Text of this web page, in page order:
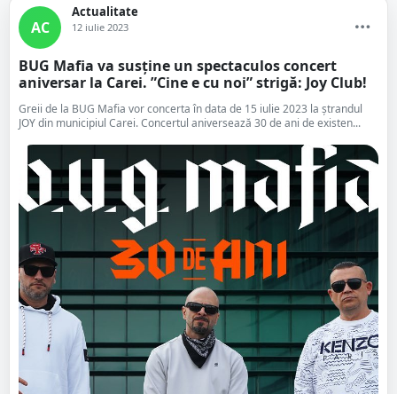
AC
Actualitate
12 iulie 2023
BUG Mafia va susține un spectaculos concert
aniversar la Carei. ”Cine e cu noi” strigă: Joy Club!
Greii de la BUG Mafia vor concerta în data de 15 iulie 2023 la ștrandul
JOY din municipiul Carei. Concertul aniversează 30 de ani de existen...